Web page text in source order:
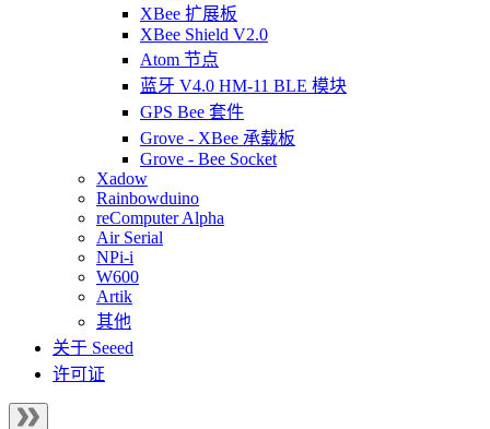
XBee 扩展板
XBee Shield V2.0
Atom 节点
蓝牙 V4.0 HM-11 BLE 模块
GPS Bee 套件
Grove - XBee 承载板
Grove - Bee Socket
Xadow
Rainbowduino
reComputer Alpha
Air Serial
NPi-i
W600
Artik
其他
关于 Seeed
许可证